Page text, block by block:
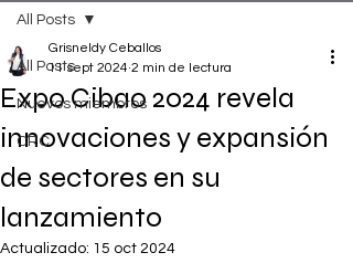
All Posts
Nuevos miembros
CRC
All Posts
Expo Cibao 2024 revela
innovaciones y expansión
de sectores en su
lanzamiento
Grisneldy Ceballos
11 sept 2024 2 min de lectura
Actualizado: 15 oct 2024